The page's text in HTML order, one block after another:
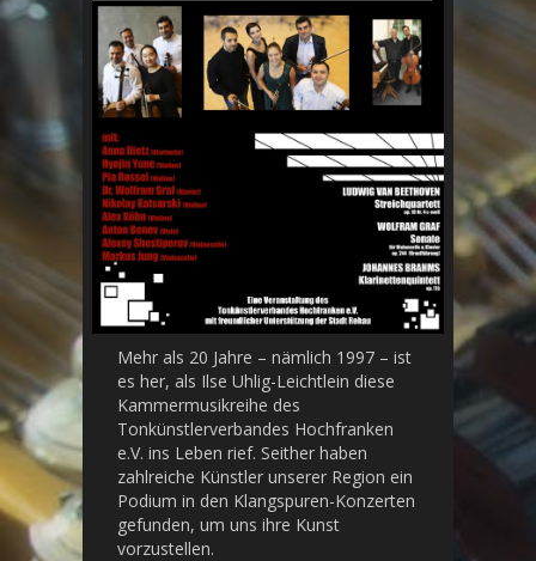
Mehr als 20 Jahre – nämlich 1997 – ist
es her, als Ilse Uhlig-Leichtlein diese
Kammermusikreihe des
Tonkünstlerverbandes Hochfranken
e.V. ins Leben rief. Seither haben
zahlreiche Künstler unserer Region ein
Podium in den Klangspuren-Konzerten
gefunden, um uns ihre Kunst
vorzustellen.